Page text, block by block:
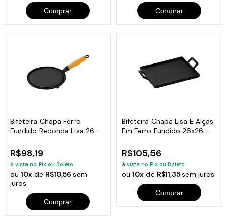
Comprar Comprar
Bifeteira Chapa Ferro
Fundido Redonda Lisa 26
R$98,19
à vista no Pix ou Boleto
ou10x de R$10,56sem
juros
Comprar
Bifeteira Chapa Lisa E Alças
Em Ferro Fundido 26x26
R$105,56
à vista no Pix ou Boleto
ou 10xde R$11,35sem juros
Comprar